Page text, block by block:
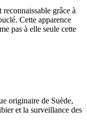
grâce à
Cette apparence
pas à elle seule cette
originaire de Suède,
et la surveillance des